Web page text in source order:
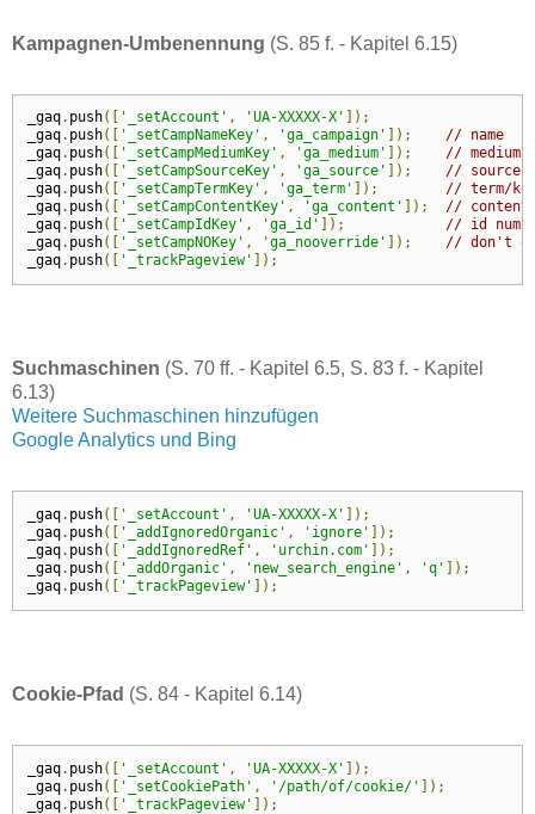
Kampagnen-Umbenennung (S. 85 f. - Kapitel 6.15)
_gaq. push([ '_setAccount' , 'UA-XXXXX-X'
]);
_gaq. push([ '_setCampNameKey' , 'ga_campaign' ]);
// name
_gaq. push([ '_setCampMediumKey' , 'ga_medium' ]);
// medium
_gaq. push([ '_setCampSourceKey' , 'ga_source' ]);
// source
_gaq. push([ '_setCampTermKey' , 'ga_term' ]);
// term/
_gaq. push([ '_setCampContentKey' , 'ga_content' ]);
// content
_gaq. push([ '_setCampIdKey' , 'ga_id' ]);
// id
_gaq. push([ '_setCampNOKey' , 'ga_nooverride' ]);
// don't
_gaq. push([ '_trackPageview' ]);
Suchmaschinen (S. 70 ff. - Kapitel 6.5, S. 83 f. - Kapitel
6.13)
Weitere Suchmaschinen hinzufügen
Google Analytics und Bing
_gaq. push([ '_setAccount' , 'UA-XXXXX-X'
]);
_gaq. push([ '_addIgnoredOrganic' , 'ignore'
]);
_gaq. push([ '_addIgnoredRef' , 'urchin.com'
]);
_gaq. push([ '_addOrganic' , 'new_search_engine' , 'q'
]);
_gaq. push([ '_trackPageview' ]);
Cookie-Pfad (S. 84 - Kapitel 6.14)
_gaq. push([ '_setAccount' , 'UA-XXXXX-X' ]);
_gaq. push([ '_setCookiePath' , '/path/of/cookie/' ]);
_gaq. push([ '_trackPageview' ]);